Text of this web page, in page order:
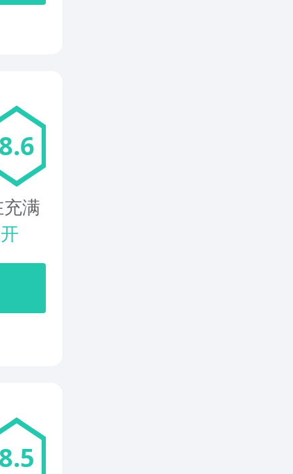
8.6
满
8.5